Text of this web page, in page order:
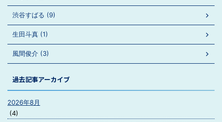
渋谷すばる (9)
生田斗真 (1)
風間俊介 (3)
過去記事アーカイブ
2026年8月
(4)